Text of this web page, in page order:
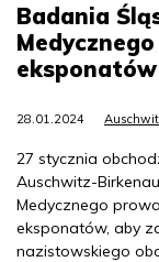
Badania
28.01.2024
27 stycznia
Auschwitz-
Medycznego
eksponatów, aby
nazistowskiego